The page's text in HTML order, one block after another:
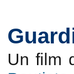
Un film